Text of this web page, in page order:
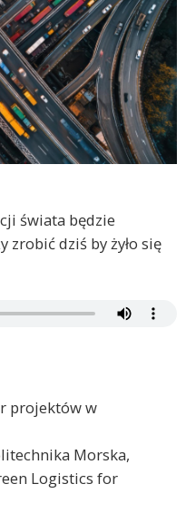
świata będzie
zrobić dziś by żyło się
projektów w
Morska,
Logistics for